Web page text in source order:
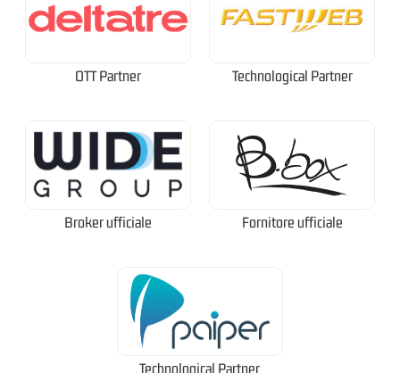
OTT Partner Technological Partner
Broker ufficiale Fornitore ufficiale
Technological Partner